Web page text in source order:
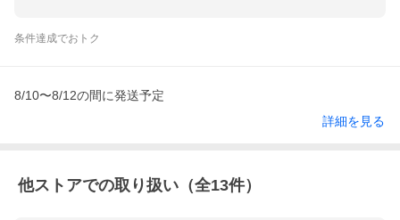
条件達成でおトク
8/10〜8/12の間に発送予定
詳細を見る
他ストアでの取り扱い（全13件）